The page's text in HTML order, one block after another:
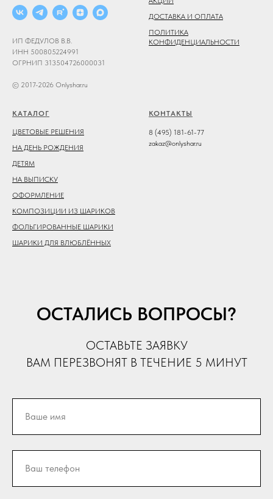
ИП ФЕДУЛОВ В.В.
ИНН 500805224991
ОГРНИП 313504726000031
© 2017-2026 Onlyshar.ru
ДОСТАВКА И ОПЛАТА
ПОЛИТИКА
КОНФИДЕНЦИАЛЬНОСТИ
КАТАЛОГ
ЦВЕТОВЫЕ РЕШЕНИЯ
НА ДЕНЬ РОЖДЕНИЯ
ДЕТЯМ
НА ВЫПИСКУ
ОФОРМЛЕНИЕ
КОМПОЗИЦИИ ИЗ ШАРИКОВ
ФОЛЬГИРОВАННЫЕ ШАРИКИ
ШАРИКИ ДЛЯ ВЛЮБЛЁННЫХ
КОНТАКТЫ
8 (495) 181-61-77
zakaz@onlyshar.ru
ОСТАЛИСЬ ВОПРОСЫ?
ОСТАВЬТЕ ЗАЯВКУ
ВАМ ПЕРЕЗВОНЯТ В ТЕЧЕНИЕ 5 МИНУТ